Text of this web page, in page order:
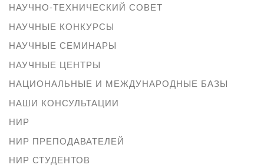
НАУЧНО-ТЕХНИЧЕСКИЙ СОВЕТ
НАУЧНЫЕ КОНКУРСЫ
НАУЧНЫЕ СЕМИНАРЫ
НАУЧНЫЕ ЦЕНТРЫ
НАЦИОНАЛЬНЫЕ И МЕЖДУНАРОДНЫЕ БАЗЫ
НАШИ КОНСУЛЬТАЦИИ
НИР
НИР ПРЕПОДАВАТЕЛЕЙ
НИР СТУДЕНТОВ